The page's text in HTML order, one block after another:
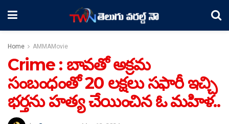
Home AMMAMovie
Crime : బావతో అక్రమ
సంబంధంతో 20 లక్షలు సఫారీ ఇచ్చి
భర్తను హత్య చేయించిన ఓ మహిళ..